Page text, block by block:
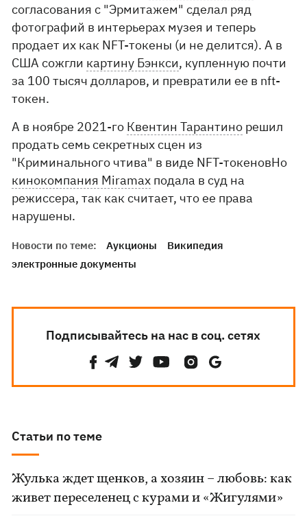
согласования с "Эрмитажем" сделал ряд
фотографий в интерьерах музея и теперь
продает их как NFT-токены (и не делится). А в
США сожгли картину Бэнкси, купленную почти
за 100 тысяч долларов, и превратили ее в nft-
токен.
А в ноябре 2021-го Квентин Тарантино решил
продать семь секретных сцен из
"Криминального чтива" в виде NFT-токеновНо
кинокомпания Miramax подала в суд на
режиссера, так как считает, что ее права
нарушены.
Новости по теме: Аукционы
Википедия
электронные документы
Подписывайтесь на нас в соц. сетях
Статьи по теме
Жулька ждет щенков, а хозяин – любовь: как
живет переселенец с курами и «Жигулями»